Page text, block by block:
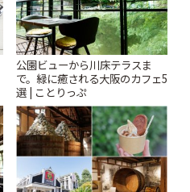
公園ビューから川床テラスま
で。緑に癒される大阪のカフェ5
選 | ことりっぷ